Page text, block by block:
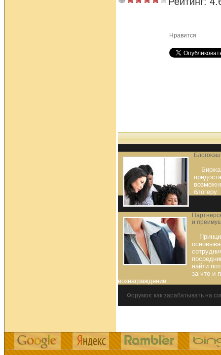
Нравится
блогеру.
и
найти
за что и
вознаграждение
Форумок: как зарабатывать на